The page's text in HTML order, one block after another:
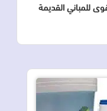
للمباني القديمة